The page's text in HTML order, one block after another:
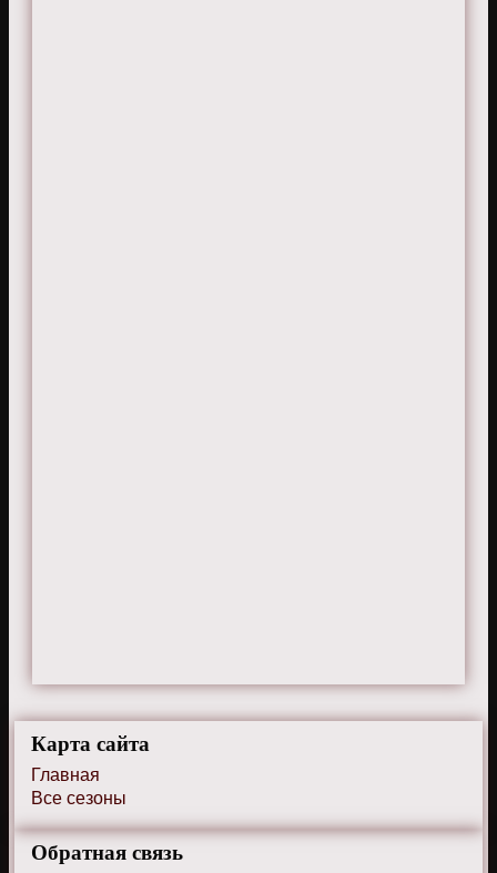
Карта сайта
Главная
Все сезоны
Обратная связь